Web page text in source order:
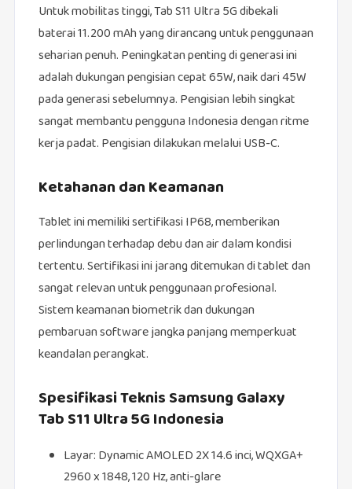
Untuk mobilitas tinggi, Tab S11 Ultra 5G dibekali
baterai 11.200 mAh yang dirancang untuk penggunaan
seharian penuh. Peningkatan penting di generasi ini
adalah dukungan pengisian cepat 65W, naik dari 45W
pada generasi sebelumnya. Pengisian lebih singkat
sangat membantu pengguna Indonesia dengan ritme
kerja padat. Pengisian dilakukan melalui USB-C.
Ketahanan dan Keamanan
Tablet ini memiliki sertifikasi IP68, memberikan
perlindungan terhadap debu dan air dalam kondisi
tertentu. Sertifikasi ini jarang ditemukan di tablet dan
sangat relevan untuk penggunaan profesional.
Sistem keamanan biometrik dan dukungan
pembaruan software jangka panjang memperkuat
keandalan perangkat.
Spesifikasi Teknis Samsung Galaxy
Tab S11 Ultra 5G Indonesia
Layar: Dynamic AMOLED 2X 14.6 inci, WQXGA+
2960 x 1848, 120 Hz, anti-glare